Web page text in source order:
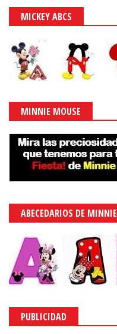
MICKEY ABCS
MINNIE MOUSE
ABECEDARIOS DE MINNIE
PUBLICIDAD